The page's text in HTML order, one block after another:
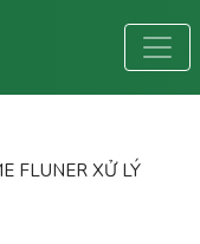
FLUNER XỬ LÝ